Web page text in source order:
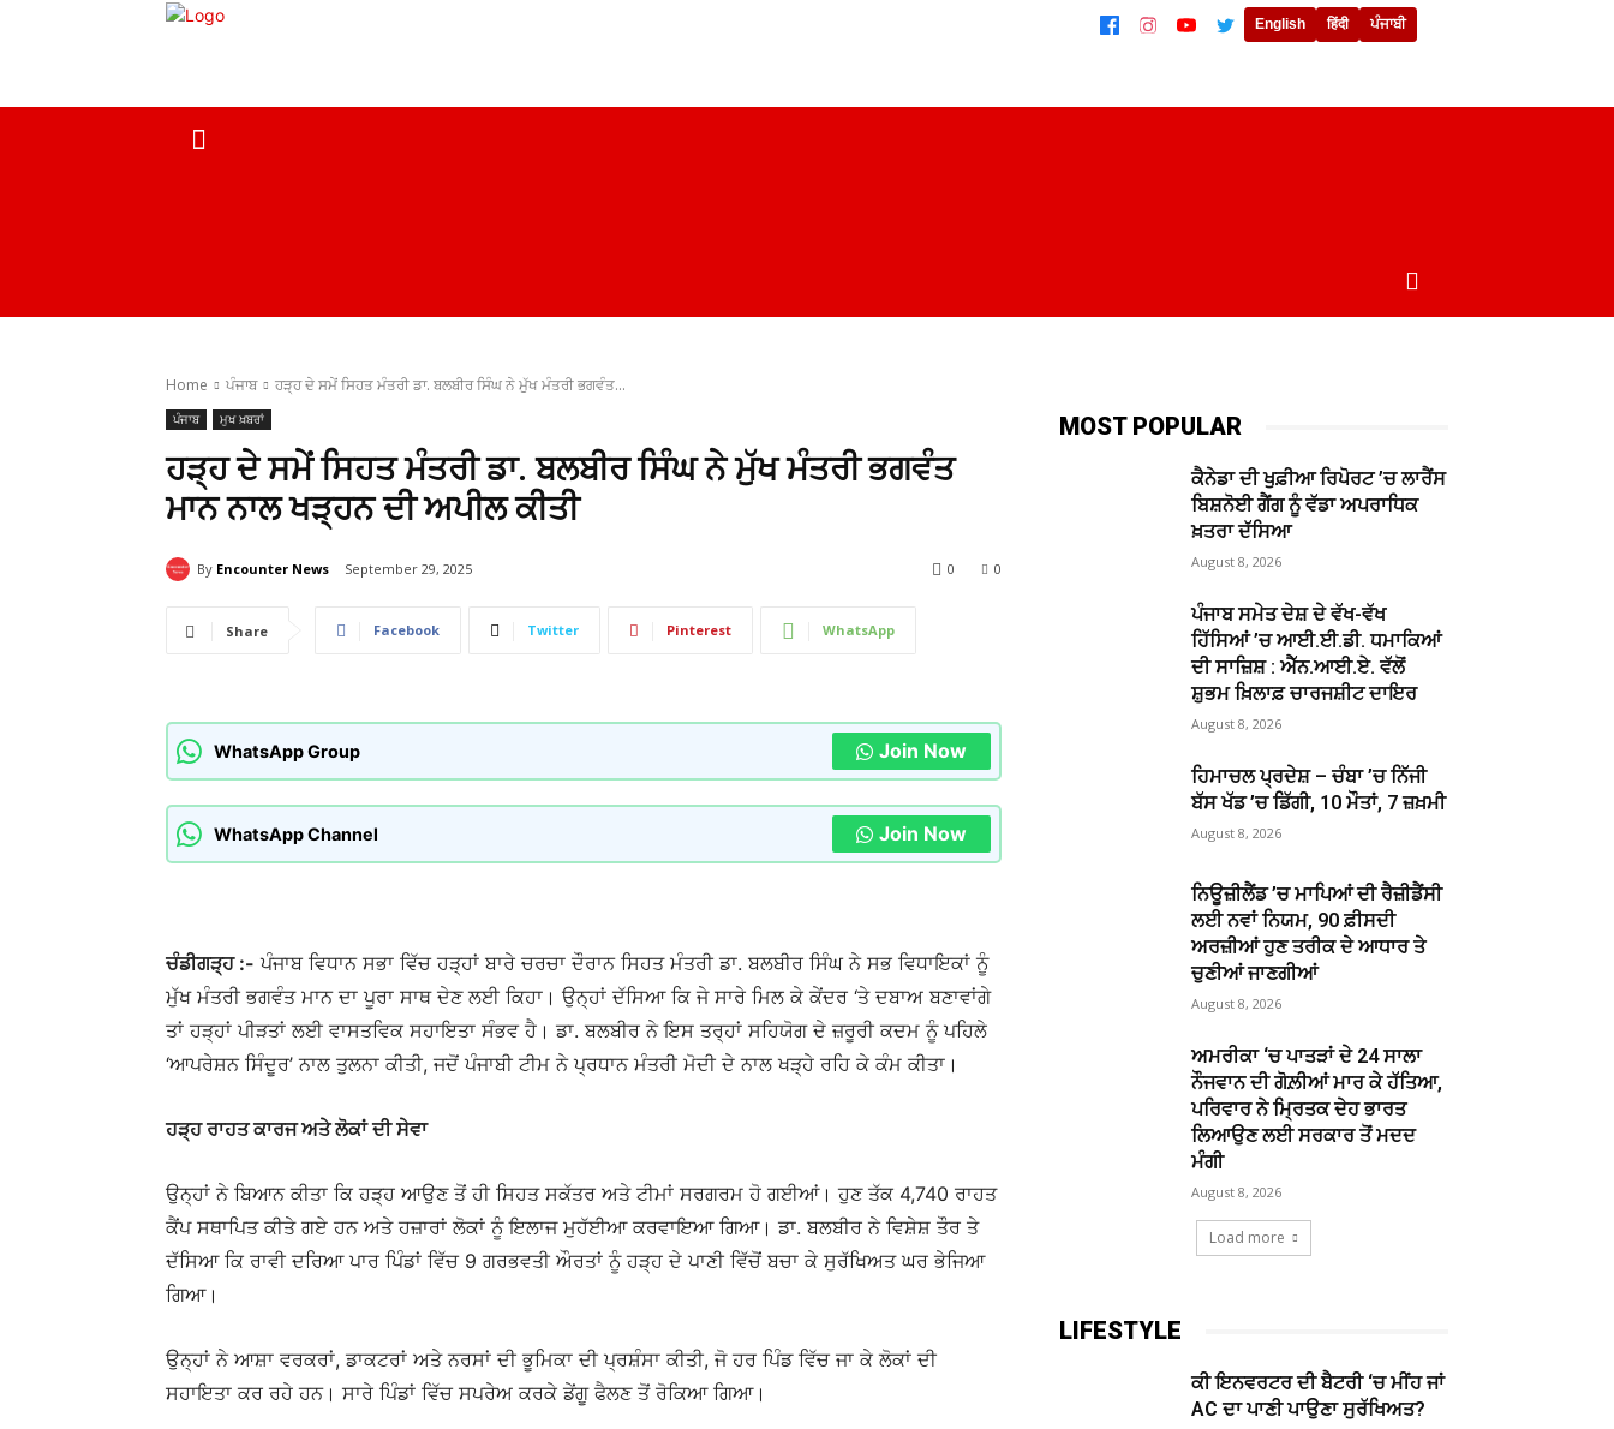
English हिंदी ਪੰਜਾਬੀ
Home ਪੰਜਾਬ ਹੜ੍ਹ ਦੇ ਸਮੇਂ ਸਿਹਤ ਮੰਤਰੀ ਡਾ. ਬਲਬੀਰ ਸਿੰਘ ਨੇ ਮੁੱਖ ਮੰਤਰੀ ਭਗਵੰਤ...
ਪੰਜਾਬ ਮੁਖ ਖ਼ਬਰਾਂ
ਹੜ੍ਹ ਦੇ ਸਮੇਂ ਸਿਹਤ ਮੰਤਰੀ ਡਾ. ਬਲਬੀਰ ਸਿੰਘ ਨੇ ਮੁੱਖ ਮੰਤਰੀ ਭਗਵੰਤ
ਮਾਨ ਨਾਲ ਖੜ੍ਹਨ ਦੀ ਅਪੀਲ ਕੀਤੀ
By Encounter News September 29, 2025 0
0
Share Facebook Twitter Pinterest WhatsApp
WhatsApp Group Join Now
WhatsApp Channel Join Now
ਚੰਡੀਗੜ੍ਹ :- ਪੰਜਾਬ ਵਿਧਾਨ ਸਭਾ ਵਿੱਚ ਹੜ੍ਹਾਂ ਬਾਰੇ ਚਰਚਾ ਦੌਰਾਨ ਸਿਹਤ ਮੰਤਰੀ ਡਾ. ਬਲਬੀਰ ਸਿੰਘ ਨੇ ਸਭ ਵਿਧਾਇਕਾਂ ਨੂੰ
ਮੁੱਖ ਮੰਤਰੀ ਭਗਵੰਤ ਮਾਨ ਦਾ ਪੂਰਾ ਸਾਥ ਦੇਣ ਲਈ ਕਿਹਾ। ਉਨ੍ਹਾਂ ਦੱਸਿਆ ਕਿ ਜੇ ਸਾਰੇ ਮਿਲ ਕੇ ਕੇਂਦਰ ‘ਤੇ ਦਬਾਅ ਬਣਾਵਾਂਗੇ
ਤਾਂ ਹੜ੍ਹਾਂ ਪੀੜਤਾਂ ਲਈ ਵਾਸਤਵਿਕ ਸਹਾਇਤਾ ਸੰਭਵ ਹੈ। ਡਾ. ਬਲਬੀਰ ਨੇ ਇਸ ਤਰ੍ਹਾਂ ਸਹਿਯੋਗ ਦੇ ਜ਼ਰੂਰੀ ਕਦਮ ਨੂੰ ਪਹਿਲੇ
‘ਆਪਰੇਸ਼ਨ ਸਿੰਦੂਰ’ ਨਾਲ ਤੁਲਨਾ ਕੀਤੀ, ਜਦੋਂ ਪੰਜਾਬੀ ਟੀਮ ਨੇ ਪ੍ਰਧਾਨ ਮੰਤਰੀ ਮੋਦੀ ਦੇ ਨਾਲ ਖੜ੍ਹੇ ਰਹਿ ਕੇ ਕੰਮ ਕੀਤਾ।
ਹੜ੍ਹ ਰਾਹਤ ਕਾਰਜ ਅਤੇ ਲੋਕਾਂ ਦੀ ਸੇਵਾ
ਉਨ੍ਹਾਂ ਨੇ ਬਿਆਨ ਕੀਤਾ ਕਿ ਹੜ੍ਹ ਆਉਣ ਤੋਂ ਹੀ ਸਿਹਤ ਸਕੱਤਰ ਅਤੇ ਟੀਮਾਂ ਸਰਗਰਮ ਹੋ ਗਈਆਂ। ਹੁਣ ਤੱਕ 4,740 ਰਾਹਤ
ਕੈਂਪ ਸਥਾਪਿਤ ਕੀਤੇ ਗਏ ਹਨ ਅਤੇ ਹਜ਼ਾਰਾਂ ਲੋਕਾਂ ਨੂੰ ਇਲਾਜ ਮੁਹੱਈਆ ਕਰਵਾਇਆ ਗਿਆ। ਡਾ. ਬਲਬੀਰ ਨੇ ਵਿਸ਼ੇਸ਼ ਤੌਰ ਤੇ
ਦੱਸਿਆ ਕਿ ਰਾਵੀ ਦਰਿਆ ਪਾਰ ਪਿੰਡਾਂ ਵਿੱਚ 9 ਗਰਭਵਤੀ ਔਰਤਾਂ ਨੂੰ ਹੜ੍ਹ ਦੇ ਪਾਣੀ ਵਿੱਚੋਂ ਬਚਾ ਕੇ ਸੁਰੱਖਿਅਤ ਘਰ ਭੇਜਿਆ
ਗਿਆ।
ਉਨ੍ਹਾਂ ਨੇ ਆਸ਼ਾ ਵਰਕਰਾਂ, ਡਾਕਟਰਾਂ ਅਤੇ ਨਰਸਾਂ ਦੀ ਭੂਮਿਕਾ ਦੀ ਪ੍ਰਸ਼ੰਸਾ ਕੀਤੀ, ਜੋ ਹਰ ਪਿੰਡ ਵਿੱਚ ਜਾ ਕੇ ਲੋਕਾਂ ਦੀ
ਸਹਾਇਤਾ ਕਰ ਰਹੇ ਹਨ। ਸਾਰੇ ਪਿੰਡਾਂ ਵਿੱਚ ਸਪਰੇਅ ਕਰਕੇ ਡੇਂਗੂ ਫੈਲਣ ਤੋਂ ਰੋਕਿਆ ਗਿਆ।
MOST POPULAR
ਕੈਨੇਡਾ ਦੀ ਖੁਫ਼ੀਆ ਰਿਪੋਰਟ ’ਚ ਲਾਰੈਂਸ
ਬਿਸ਼ਨੋਈ ਗੈਂਗ ਨੂੰ ਵੱਡਾ ਅਪਰਾਧਿਕ
ਖ਼ਤਰਾ ਦੱਸਿਆ
August 8, 2026
ਪੰਜਾਬ ਸਮੇਤ ਦੇਸ਼ ਦੇ ਵੱਖ-ਵੱਖ
ਹਿੱਸਿਆਂ ’ਚ ਆਈ.ਈ.ਡੀ. ਧਮਾਕਿਆਂ
ਦੀ ਸਾਜ਼ਿਸ਼ : ਐੱਨ.ਆਈ.ਏ. ਵੱਲੋਂ
ਸ਼ੁਭਮ ਖ਼ਿਲਾਫ਼ ਚਾਰਜਸ਼ੀਟ ਦਾਇਰ
August 8, 2026
ਹਿਮਾਚਲ ਪ੍ਰਦੇਸ਼ – ਚੰਬਾ ’ਚ ਨਿੱਜੀ
ਬੱਸ ਖੱਡ ’ਚ ਡਿੱਗੀ, 10 ਮੌਤਾਂ, 7 ਜ਼ਖ਼ਮੀ
August 8, 2026
ਨਿਊਜ਼ੀਲੈਂਡ ’ਚ ਮਾਪਿਆਂ ਦੀ ਰੈਜ਼ੀਡੈਂਸੀ
ਲਈ ਨਵਾਂ ਨਿਯਮ, 90 ਫ਼ੀਸਦੀ
ਅਰਜ਼ੀਆਂ ਹੁਣ ਤਰੀਕ ਦੇ ਆਧਾਰ ਤੇ
ਚੁਣੀਆਂ ਜਾਣਗੀਆਂ
August 8, 2026
ਅਮਰੀਕਾ ‘ਚ ਪਾਤੜਾਂ ਦੇ 24 ਸਾਲਾ
ਨੌਜਵਾਨ ਦੀ ਗੋਲ਼ੀਆਂ ਮਾਰ ਕੇ ਹੱਤਿਆ,
ਪਰਿਵਾਰ ਨੇ ਮ੍ਰਿਤਕ ਦੇਹ ਭਾਰਤ
ਲਿਆਉਣ ਲਈ ਸਰਕਾਰ ਤੋਂ ਮਦਦ
ਮੰਗੀ
August 8, 2026
Load more
LIFESTYLE
ਕੀ ਇਨਵਰਟਰ ਦੀ ਬੈਟਰੀ ‘ਚ ਮੀਂਹ ਜਾਂ
AC ਦਾ ਪਾਣੀ ਪਾਉਣਾ ਸੁਰੱਖਿਅਤ?